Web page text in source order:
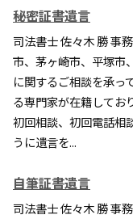
秘密証書遺言
司法書士 佐々木 勝 事務
市、茅ヶ崎市、平塚市
に関するご相談を承っ
る専門家が在籍してお
初回相談、初回電話相
うに遺言を...
自筆証書遺言
司法書士 佐々木 勝 事務